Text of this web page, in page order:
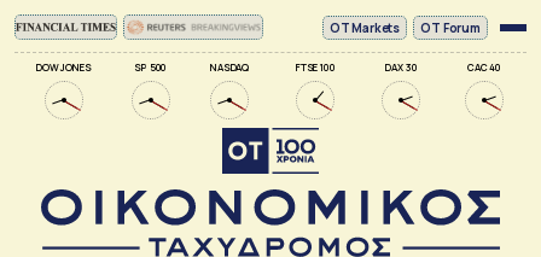
DOW JONES SP 500 NASDAQ FTSE 100 DAX 30 CAC 40
ΟΤ Markets OT Forum